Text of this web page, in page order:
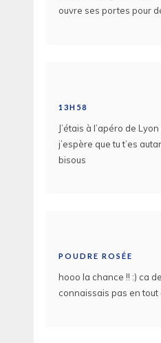
ouvre ses portes pour
13H58
J’étais à l’apéro de
j’espère que tu t’es
bisous
POUDRE ROSÉE
hooo la chance !! :) ca
connaissais pas en tout